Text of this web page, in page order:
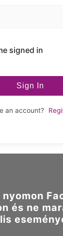
signed in
Sign In
an account?
nyomon
és ne